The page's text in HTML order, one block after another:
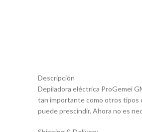
Descripción
Depiladora eléctrica ProGemei
tan importante como otros tipos
puede prescindir. Ahora no es